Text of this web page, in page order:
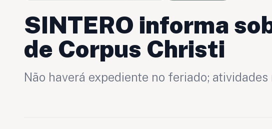
SINTERO informa
de Corpus Christi
Não haverá expediente no feriado;